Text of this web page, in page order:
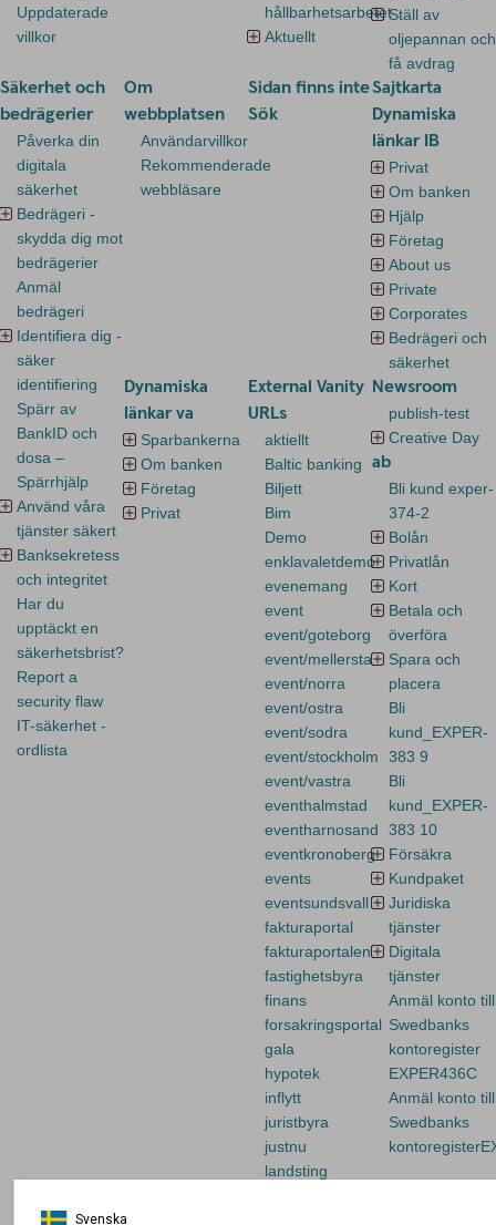
Uppdaterade
villkor
hållbarhetsarbetet
Aktuellt
Ställ av
oljepannan och
få avdrag
Säkerhet och
bedrägerier
Påverka din
digitala
säkerhet
Bedrägeri -
skydda dig mot
bedrägerier
Anmäl
bedrägeri
Identifiera dig -
säker
identifiering
Spärr av
BankID och
dosa –
Spärrhjälp
Använd våra
tjänster säkert
Banksekretess
och integritet
Har du
upptäckt en
säkerhetsbrist?
Report a
security flaw
IT-säkerhet -
ordlista
Om
webbplatsen
Användarvillkor
Rekommenderade
webbläsare
Sidan finns inteSajtkarta
Sök
Dynamiska
länkar IB
Privat
Om banken
Hjälp
Företag
About us
Private
Corporates
Bedrägeri och
säkerhet
Dynamiska
länkar va
Sparbankerna
Om banken
Företag
Privat
External Vanity
URLs
aktiellt
Baltic banking
Biljett
Bim
Demo
enklavaletdemo
evenemang
event
event/goteborg
event/mellersta
event/norra
event/ostra
event/sodra
event/stockholm
event/vastra
eventhalmstad
eventharnosand
eventkronoberg
events
eventsundsvall
fakturaportal
fakturaportalen
fastighetsbyra
finans
forsakringsportal
gala
hypotek
inflytt
juristbyra
justnu
landsting
Newsroom
publish-test
Creative Day
ab
Bli kund exper-
374-2
Bolån
Privatlån
Kort
Betala och
överföra
Spara och
placera
Bli
kund_EXPER-
383 9
Bli
kund_EXPER-
383 10
Försäkra
Kundpaket
Juridiska
tjänster
Digitala
tjänster
Anmäl konto till
Swedbanks
kontoregister
EXPER436C
Anmäl konto till
Swedbanks
Svenska